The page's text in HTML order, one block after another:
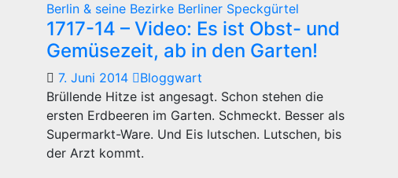
Berlin & seine Bezirke Berliner Speckgürtel
1717-14 – Video: Es ist Obst- und
Gemüsezeit, ab in den Garten!
7. Juni 2014
Bloggwart
Brüllende Hitze ist angesagt. Schon stehen die
ersten Erdbeeren im Garten. Schmeckt. Besser als
Supermarkt-Ware. Und Eis lutschen. Lutschen, bis
der Arzt kommt.